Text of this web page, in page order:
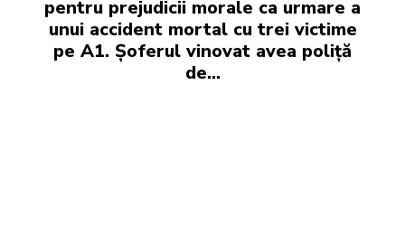
pentru prejudicii morale ca urmare a
unui accident mortal cu trei victime
pe A1. Șoferul vinovat avea poliță
de...